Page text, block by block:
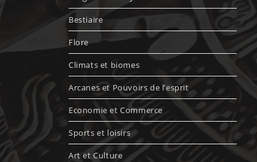
Bestiaire
Flore
Climats et biomes
Arcanes et Pouvoirs de l’esprit
Economie et Commerce
Sports et loisirs
Art et Culture